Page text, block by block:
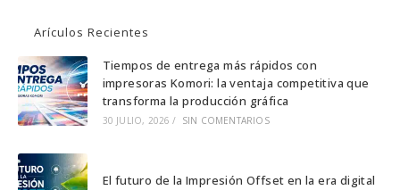
una
nueva
pestaña
una
nueva
pestaña
una
nueva
pestaña
Arículos Recientes
Tiempos de entrega más rápidos con
impresoras Komori: la ventaja competitiva que
transforma la producción gráfica
30 JULIO, 2026 / SIN COMENTARIOS
El futuro de la Impresión Offset en la era digital